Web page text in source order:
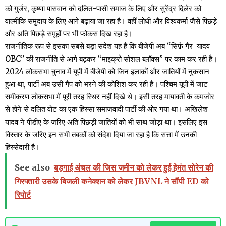
को गुर्जर, कृष्णा पासवान को दलित-पासी समाज के लिए और सुरेंद्र दिलेर को
वाल्मीकि समुदाय के लिए आगे बढ़ाया जा रहा है। वहीं लोधी और विश्वकर्मा जैसे पिछड़े
और अति पिछड़े समूहों पर भी फोकस दिख रहा है।
राजनीतिक रूप से इसका सबसे बड़ा संदेश यह है कि बीजेपी अब “सिर्फ़ गैर-यादव
OBC” की राजनीति से आगे बढ़कर “माइक्रो सोशल ब्लॉक्स” पर काम कर रही है।
2024 लोकसभा चुनाव में यूपी में बीजेपी को जिन इलाकों और जातियों में नुकसान
हुआ था, पार्टी अब उसी गैप को भरने की कोशिश कर रही है। पश्चिम यूपी में जाट
समीकरण लोकसभा में पूरी तरह स्थिर नहीं दिखे थे। इसी तरह मायावती के कमजोर
से होने से दलित वोट का एक हिस्सा समाजवादी पार्टी की ओर गया था। अखिलेश
यादव ने पीडीए के जरिए अति पिछड़ी जातियों को भी साथ जोड़ा था। इसलिए इस
विस्तार के जरिए इन सभी तबकों को संदेश दिया जा रहा है कि सत्ता में उनकी
हिस्सेदारी है।
See also बड़गाई अंचल की जिस जमीन को लेकर हुई हेमंत सोरेन की
गिरफ्तारी उसके बिजली कनेक्शन को लेकर JBVNL ने सौंपी ED को
रिपोर्ट